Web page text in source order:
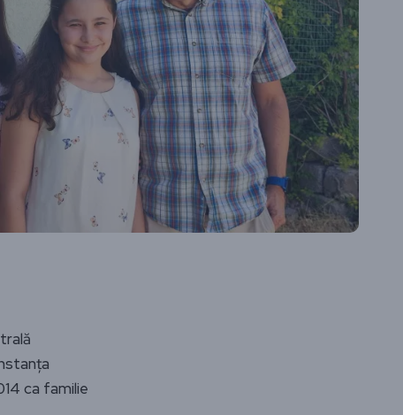
ca familie